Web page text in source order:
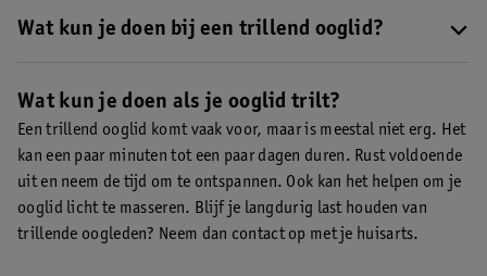
Dit kan verschillende oorzaken hebben, zoals vermoeidheid,
Wat kun je doen bij een trillend ooglid?
dagen over. Neem voldoende rust, probeer te ontspannen en
masseer je ooglid zachtjes.
Lees hier wat je nog meer kunt doen
bij een trillend ooglid
Wat kun je doen als je ooglid trilt?
Een trillend ooglid komt vaak voor, maar is meestal niet erg. Het
kan een paar minuten tot een paar dagen duren. Rust voldoende
uit en neem de tijd om te ontspannen. Ook kan het helpen om je
ooglid licht te masseren. Blijf je langdurig last houden van
trillende oogleden? Neem dan contact op met je huisarts.